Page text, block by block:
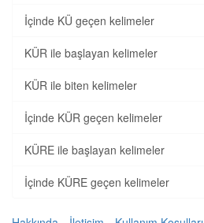
İçinde KÜ geçen kelimeler
KÜR ile başlayan kelimeler
KÜR ile biten kelimeler
İçinde KÜR geçen kelimeler
KÜRE ile başlayan kelimeler
İçinde KÜRE geçen kelimeler